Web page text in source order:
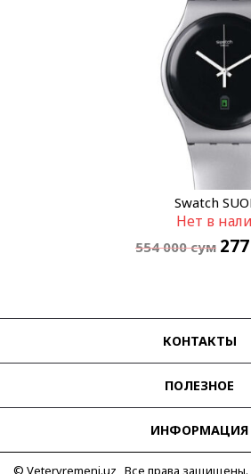
Swatch
Нет в
554 000сум
КОНТАКТЫ
ПОЛЕЗНОЕ
ИНФОРМАЦИЯ
© Vetervremeni.uz Все права защищены.